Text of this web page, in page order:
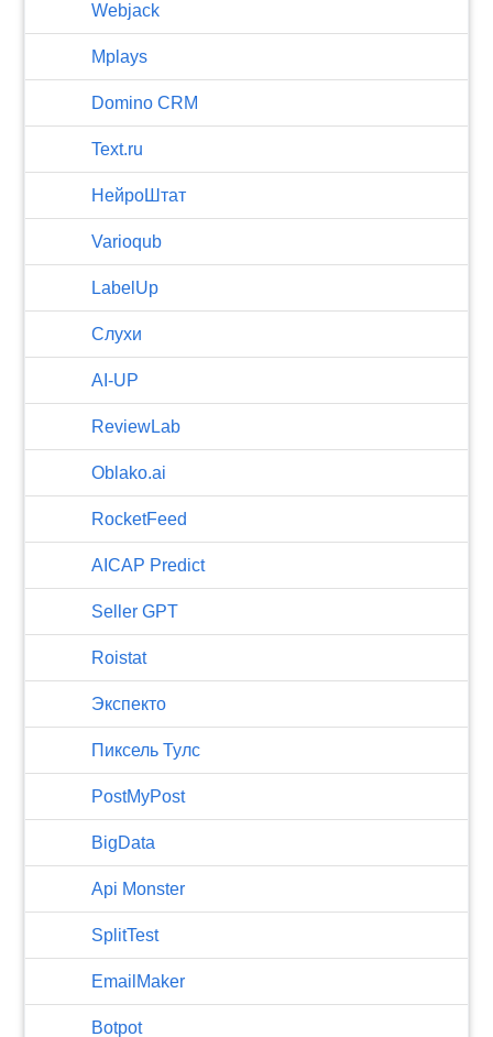
Webjack
Mplays
Domino CRM
Text.ru
НейроШтат
Varioqub
LabelUp
Слухи
AI-UP
ReviewLab
Oblako.ai
RocketFeed
AICAP Predict
Seller GPT
Roistat
Экспекто
Пиксель Тулс
PostMyPost
BigData
Api Monster
SplitTest
EmailMaker
Botpot